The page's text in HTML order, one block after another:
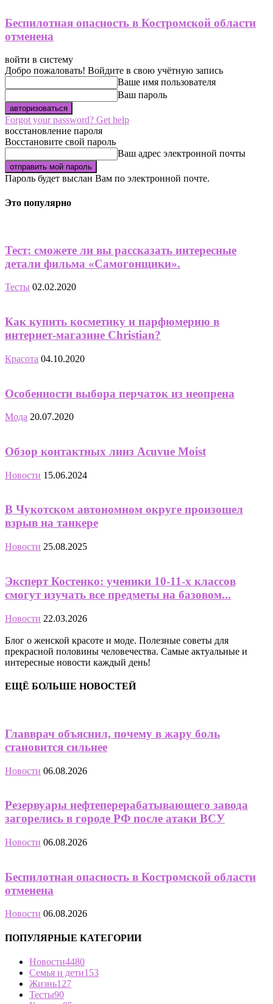
Беспилотная опасность в Костромской области
отменена
войти в систему
Добро пожаловать! Войдите в свою учётную запись
Ваше имя пользователя
Ваш пароль
Forgot your password? Get help
восстановление пароля
Восстановите свой пароль
Ваш адрес электронной почты
Пароль будет выслан Вам по электронной почте.
Это популярно
Тест: сможете ли вы рассказать интересные
детали фильма «Самогонщики».
Тесты 02.02.2020
Как купить косметику и парфюмерию в
интернет-магазине Christian?
Красота 04.10.2020
Особенности выбора перчаток из неопрена
Мода 20.07.2020
Обзор контактных линз Acuvue Moist
Новости 15.06.2024
В Чукотском автономном округе произошел
взрыв на танкере
Новости 25.08.2025
Эксперт Костенко: ученики 10-11-х классов
смогут изучать все предметы на базовом...
Новости 22.03.2026
Блог о женской красоте и моде. Полезные советы для
прекрасной половины человечества. Самые актуальные и
интересные новости каждый день!
ЕЩЁ БОЛЬШЕ НОВОСТЕЙ
Главврач объяснил, почему в жару боль
становится сильнее
Новости 06.08.2026
Резервуары нефтеперерабатывающего завода
загорелись в городе РФ после атаки ВСУ
Новости 06.08.2026
Беспилотная опасность в Костромской области
отменена
Новости 06.08.2026
ПОПУЛЯРНЫЕ КАТЕГОРИИ
Новости4480
Семья и дети153
Жизнь127
Тесты90